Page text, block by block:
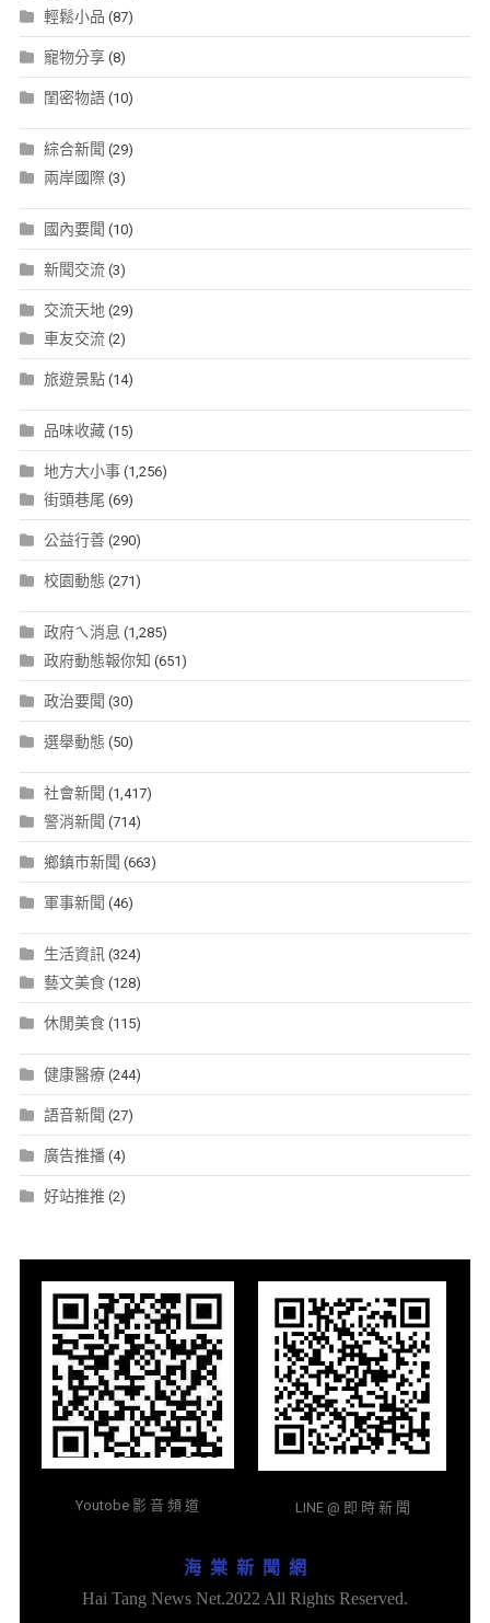
輕鬆小品 (87)
寵物分享(8)
閨密物語(10)
綜合新聞 (29)
兩岸國際(3)
國內要聞 (10)
新聞交流(3)
交流天地(29)
車友交流(2)
旅遊景點(14)
品味收藏(15)
地方大小事(1,256)
街頭巷尾 (69)
公益行善(290)
校園動態 (271)
政府ㄟ消息 (1,285)
政府動態報你知 (651)
政治要聞 (30)
選舉動態 (50)
社會新聞 (1,417)
警消新聞 (714)
鄉鎮市新聞 (663)
軍事新聞 (46)
生活資訊(324)
藝文美食(128)
休閒美食(115)
健康醫療(244)
語音新聞 (27)
廣告推播(4)
好站推推 (2)
Youtobe 影 音 頻 道 LINE @ 即 時 新 聞
海 棠 新 聞 網
Hai Tang News Net.2022 All Rights Reserved.